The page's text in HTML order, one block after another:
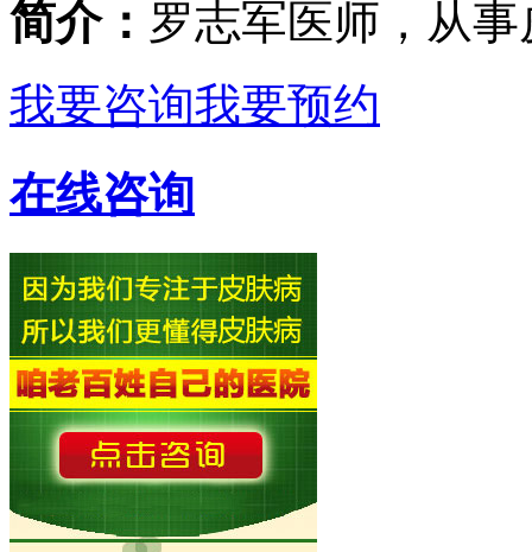
简介： 罗志军医师，从事
我要咨询我要预约
在线咨询